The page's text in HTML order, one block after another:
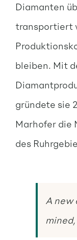
Diamanten
transportiert
bleiben. Mit
gründete sie
Marhofer die
des
A new